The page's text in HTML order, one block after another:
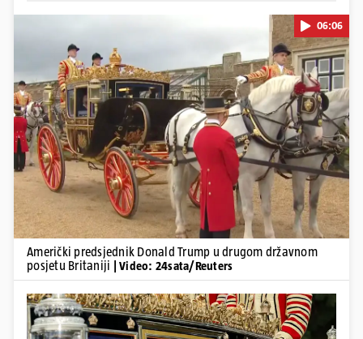
Pokretanje videa...
06:06
Američki predsjednik Donald Trump u drugom državnom
posjetu Britaniji
| Video: 24sata/Reuters